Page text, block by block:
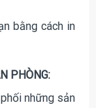
bằng cách in
PHÒNG:
những sản